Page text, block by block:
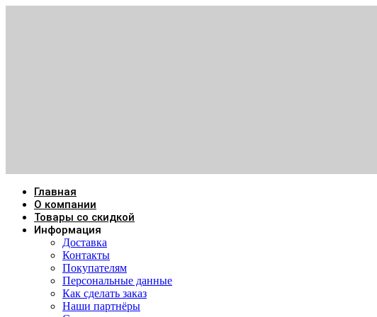
Главная
О компании
Товары со скидкой
Информация
Доставка
Контакты
Покупателям
Персональные данные
Как сделать заказ
Наши партнёры